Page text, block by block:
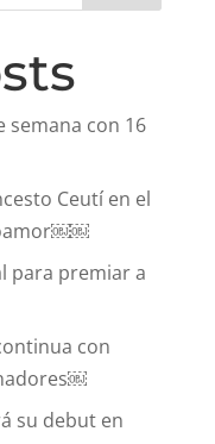
semana con 16
Ceutí en el
para premiar a
con
su debut en